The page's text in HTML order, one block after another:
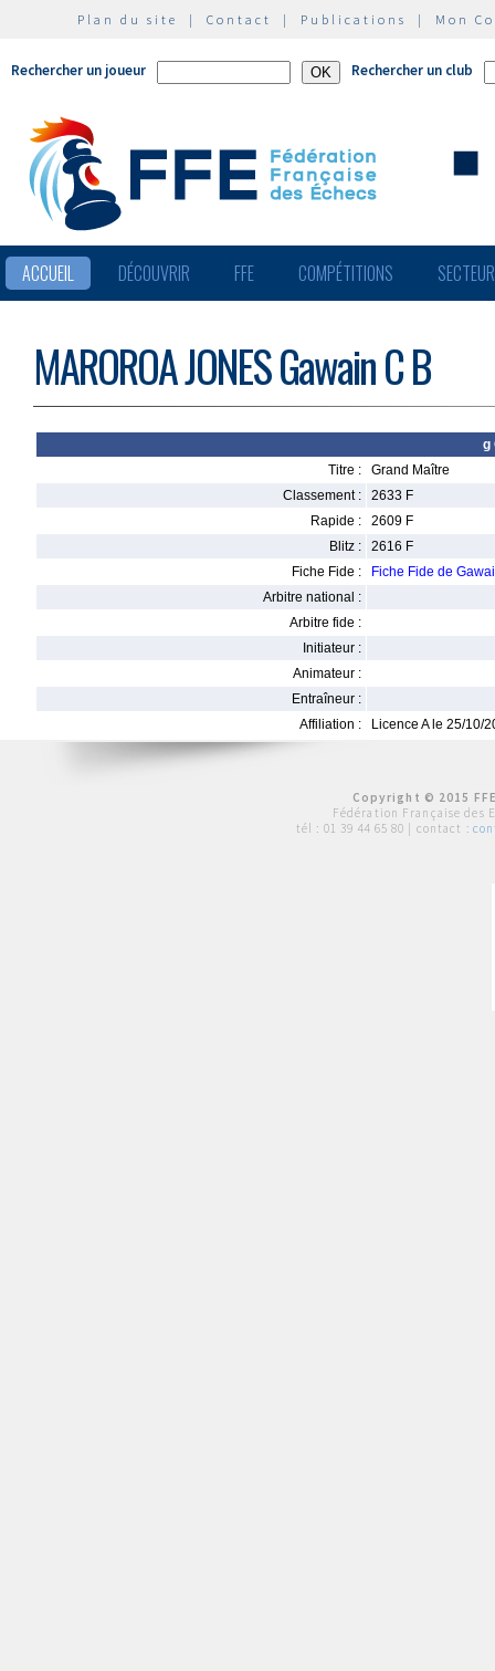
Plan du site | Contact | Publications | Mon
Rechercher un joueur Rechercher un club
ACCUEIL DÉCOUVRIR FFE COMPÉTITIONS
MAROROA JONES Gawain C B
g
Titre :
Grand Maître
Classement :
2633 F
Rapide :
2609 F
Blitz :
2616 F
Fiche Fide :
Fiche Fide de
Arbitre national :
Arbitre fide :
Initiateur :
Animateur :
Entraîneur :
Affiliation :
Licence A le 25/10/
Copyright © 2015
Fédération Française des
tél : 01 39 44 65 80 | contact :